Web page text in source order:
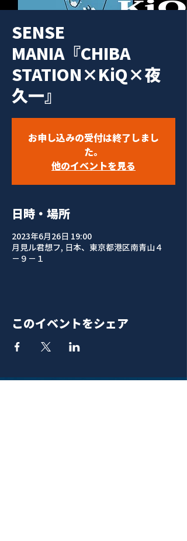
SENSE
MANIA『CHIBA
STATION×KiQ×夜
久一』
お申し込みの受付は終了しまし
た。
他のイベントを見る
日時・場所
2023年6月26日 19:00
月見ル君想フ, 日本、東京都港区南青山４
−９−１
このイベントをシェア